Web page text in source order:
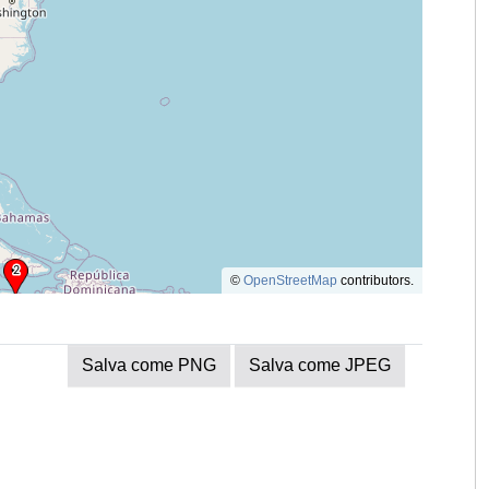
© OpenStreetMap contributors.
Salva come PNG Salva come JPEG